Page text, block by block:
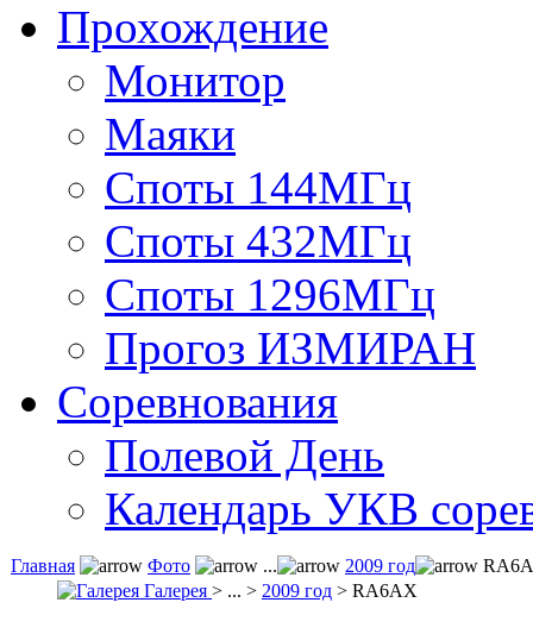
Прохождение
Монитор
Маяки
Споты 144МГц
Споты 432МГц
Споты 1296МГц
Прогоз ИЗМИРАН
Соревнования
Полевой День
Календарь УКВ
Главная Фото ... 2009 год
Галерея > ... > 2009 год > RA6AX